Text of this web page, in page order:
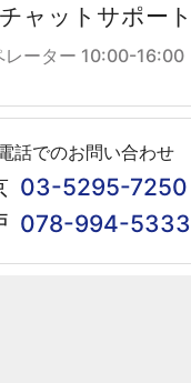
チャットサポート
レーター 10:00-16:00
話でのお問い合わせ
03-5295-7250
078-994-5333